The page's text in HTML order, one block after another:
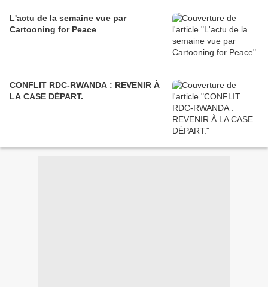
L'actu de la semaine vue par
Cartooning for Peace
CONFLIT RDC-RWANDA : REVENIR À
LA CASE DÉPART.